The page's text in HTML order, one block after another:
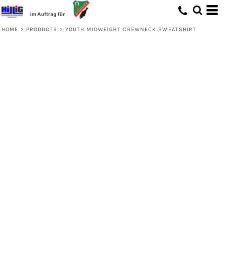
HOME > PRODUCTS > YOUTH MIDWEIGHT CREWNECK SWEATSHIRT